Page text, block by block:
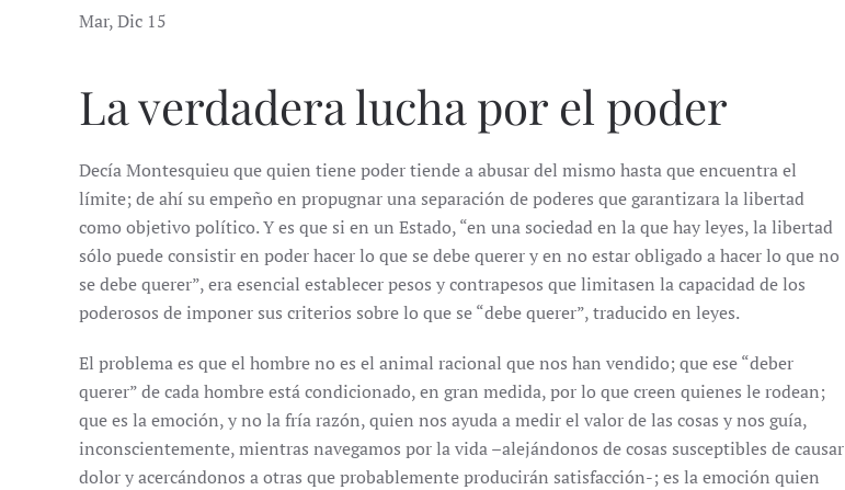
Mar, Dic 15
La verdadera lucha por el poder
Decía Montesquieu que quien tiene poder tiende a abusar del mismo hasta que encuentra el
límite; de ahí su empeño en propugnar una separación de poderes que garantizara la libertad
como objetivo político. Y es que si en un Estado, “en una sociedad en la que hay leyes, la libertad
sólo puede consistir en poder hacer lo que se debe querer y en no estar obligado a hacer lo que no
se debe querer”, era esencial establecer pesos y contrapesos que limitasen la capacidad de los
poderosos de imponer sus criterios sobre lo que se “debe querer”, traducido en leyes.
El problema es que el hombre no es el animal racional que nos han vendido; que ese “deber
querer” de cada hombre está condicionado, en gran medida, por lo que creen quienes le rodean;
que es la emoción, y no la fría razón, quien nos ayuda a medir el valor de las cosas y nos guía,
inconscientemente, mientras navegamos por la vida –alejándonos de cosas susceptibles de causar
dolor y acercándonos a otras que probablemente producirán satisfacción-; es la emoción quien